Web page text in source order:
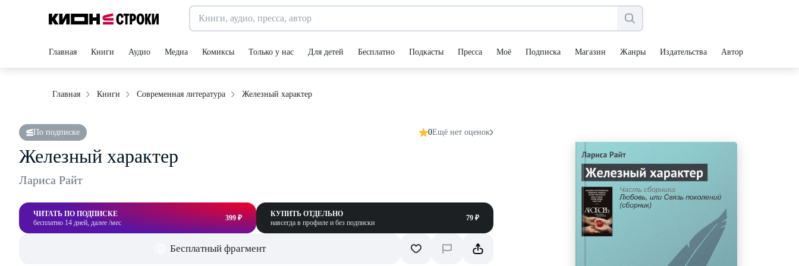
Главная Книги Аудио Медиа Комиксы Только у нас Для детей Бесплатно Подкасты Пресса Моё Подписка Магазин Жанры Издательства Авторы
Главная Книги Современная литература Железный характер
По подписке 0Ещё нет оценок
Железный характер
Лариса Райт
ЧИТАТЬ ПО ПОДПИСКЕ
бесплатно 14 дней, далее /мес
399 ₽
КУПИТЬ ОТДЕЛЬНО
навсегда в профиле и без подписки
79 ₽
Бесплатный фрагмент